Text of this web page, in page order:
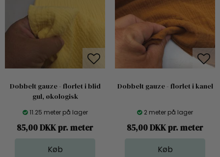
Dobbelt gauze - florlet i blid
gul, økologisk
11.25 meter på lager
85,00 DKK pr. meter
Dobbelt gauze - florlet i kanel
2 meter på lager
85,00 DKK pr. meter